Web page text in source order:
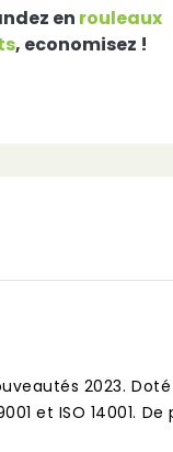
en rouleaux
, economisez !
2023.
et ISO 14001.